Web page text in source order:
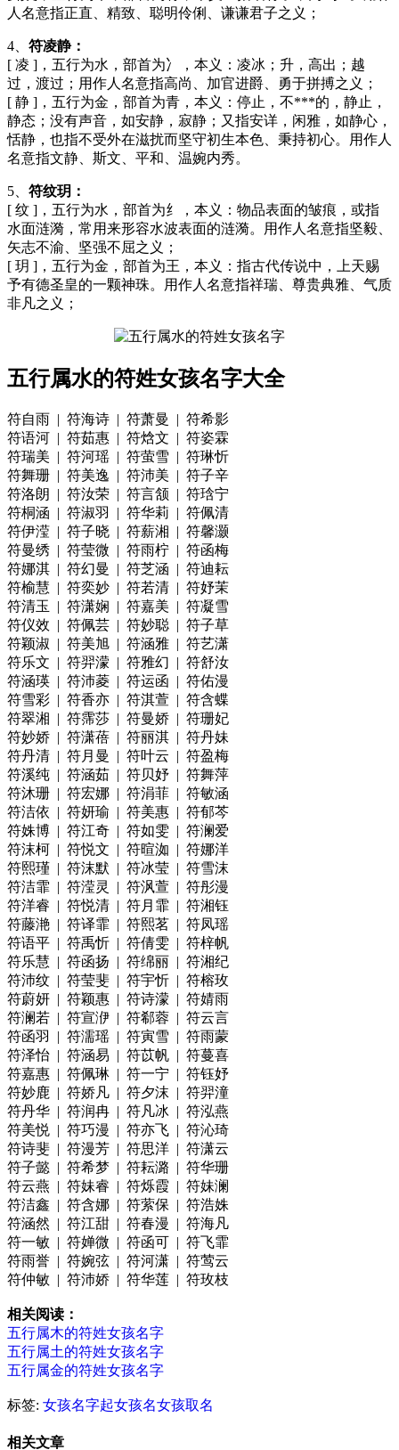
人名意指正直、精致、聪明伶俐、谦谦君子之义；
4、 符凌静：
[ 凌 ]，五行为水，部首为冫，本义：凌冰；升，高出；越
过，渡过；用作人名意指高尚、加官进爵、勇于拼搏之义；
[ 静 ]，五行为金，部首为青，本义：停止，不***的，静止，
静态；没有声音，如安静，寂静；又指安详，闲雅，如静心，
恬静，也指不受外在滋扰而坚守初生本色、秉持初心。用作人
名意指文静、斯文、平和、温婉内秀。
5、 符纹玥：
[ 纹 ]，五行为水，部首为纟，本义：物品表面的皱痕，或指
水面涟漪，常用来形容水波表面的涟漪。用作人名意指坚毅、
矢志不渝、坚强不屈之义；
[ 玥 ]，五行为金，部首为王，本义：指古代传说中，上天赐
予有德圣皇的一颗神珠。用作人名意指祥瑞、尊贵典雅、气质
非凡之义；
五行属水的符姓女孩名字大全
符自雨 | 符海诗 | 符萧曼 | 符希影
符语河 | 符茹惠 | 符焓文 | 符姿霖
符瑞美 | 符河瑶 | 符萤雪 | 符琳忻
符舞珊 | 符美逸 | 符沛美 | 符子辛
符洛朗 | 符汝荣 | 符言颔 | 符琀宁
符桐涵 | 符淑羽 | 符华莉 | 符佩清
符伊滢 | 符子晓 | 符薪湘 | 符馨灏
符曼绣 | 符莹微 | 符雨柠 | 符函梅
符娜淇 | 符幻曼 | 符芝涵 | 符迪耘
符榆慧 | 符奕妙 | 符若清 | 符妤茉
符清玉 | 符潇娴 | 符嘉美 | 符凝雪
符仪效 | 符佩芸 | 符妙聪 | 符子草
符颖淑 | 符美旭 | 符涵雅 | 符艺潇
符乐文 | 符羿濛 | 符雅幻 | 符舒汝
符涵瑛 | 符沛菱 | 符运函 | 符佑漫
符雪彩 | 符香亦 | 符淇萱 | 符含蝶
符翠湘 | 符霈莎 | 符曼娇 | 符珊妃
符妙娇 | 符潇蓓 | 符丽淇 | 符丹妹
符丹清 | 符月曼 | 符叶云 | 符盈梅
符溪纯 | 符涵茹 | 符贝妤 | 符舞萍
符沐珊 | 符宏娜 | 符涓菲 | 符敏涵
符洁依 | 符妍瑜 | 符美惠 | 符郁芩
符姝博 | 符江奇 | 符如雯 | 符澜爱
符沫柯 | 符悦文 | 符暄洳 | 符娜洋
符熙瑾 | 符沫默 | 符冰莹 | 符雪沫
符洁霏 | 符滢灵 | 符沨萱 | 符彤漫
符洋睿 | 符悦清 | 符月霏 | 符湘钰
符藤滟 | 符译霏 | 符熙茗 | 符凤瑶
符语平 | 符禹忻 | 符倩雯 | 符梓帆
符乐慧 | 符函扬 | 符绵丽 | 符湘纪
符沛纹 | 符莹斐 | 符宇忻 | 符榕玫
符蔚妍 | 符颖惠 | 符诗濛 | 符婧雨
符澜若 | 符宣洢 | 符郗蓉 | 符云言
符函羽 | 符濡瑶 | 符寅雪 | 符雨蒙
符泽怡 | 符涵易 | 符苡帆 | 符蔓喜
符嘉惠 | 符佩琳 | 符一宁 | 符钰妤
符妙鹿 | 符娇凡 | 符夕沫 | 符羿潼
符丹华 | 符润冉 | 符凡冰 | 符泓燕
符美悦 | 符巧漫 | 符亦飞 | 符沁琦
符诗斐 | 符漫芳 | 符思洋 | 符潇云
符子懿 | 符希梦 | 符耘潞 | 符华珊
符云燕 | 符妹睿 | 符烁霞 | 符妹澜
符洁鑫 | 符含娜 | 符萦保 | 符浩姝
符涵然 | 符江甜 | 符春漫 | 符海凡
符一敏 | 符婵微 | 符函可 | 符飞霏
符雨誉 | 符婉弦 | 符河潇 | 符莺云
符仲敏 | 符沛娇 | 符华莲 | 符玫枝
相关阅读：
五行属木的符姓女孩名字
五行属土的符姓女孩名字
五行属金的符姓女孩名字
标签: 女孩名字起女孩名女孩取名
相关文章